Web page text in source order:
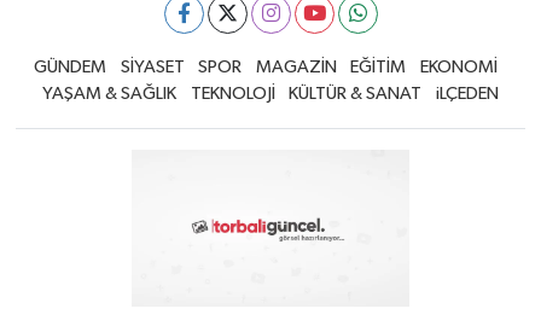
GÜNDEM SİYASET SPOR MAGAZİN EĞİTİM
EKONOMİ
YAŞAM & SAĞLIK
TEKNOLOJİ KÜLTÜR & SANAT iLÇEDEN